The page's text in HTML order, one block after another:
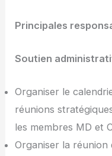
Principales
Soutien
Organiser le
réunions
les membres MD et
Organiser la